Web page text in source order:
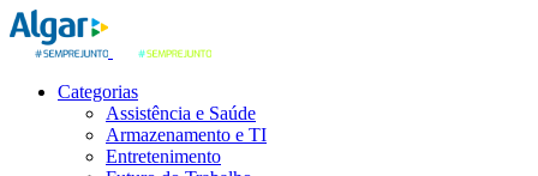
Categorias
Assistência e Saúde
Armazenamento e TI
Entretenimento